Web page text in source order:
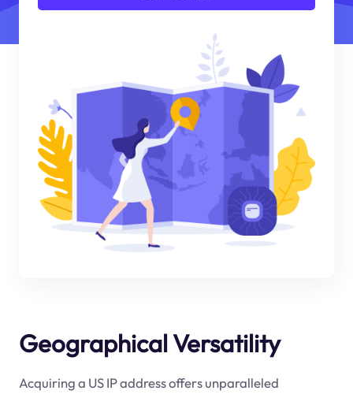
Geographical Versatility
Acquiring a US IP address offers unparalleled